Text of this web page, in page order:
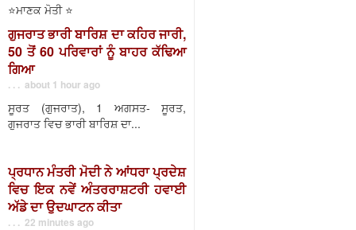
⭐️ਮਾਣਕ ਮੋਤੀ ⭐️
ਗੁਜਰਾਤ ਭਾਰੀ ਬਾਰਿਸ਼ ਦਾ ਕਹਿਰ ਜਾਰੀ,
50 ਤੋਂ 60 ਪਰਿਵਾਰਾਂ ਨੂੰ ਬਾਹਰ ਕੱਢਿਆ
ਗਿਆ
. . . about 1 hour ago
ਸੂਰਤ (ਗੁਜਰਾਤ), 1 ਅਗਸਤ- ਸੂਰਤ,
ਗੁਜਰਾਤ ਵਿਚ ਭਾਰੀ ਬਾਰਿਸ਼ ਦਾ...
ਪ੍ਰਧਾਨ ਮੰਤਰੀ ਮੋਦੀ ਨੇ ਆਂਧਰਾ ਪ੍ਰਦੇਸ਼
ਵਿਚ ਇਕ ਨਵੇਂ ਅੰਤਰਰਾਸ਼ਟਰੀ ਹਵਾਈ
ਅੱਡੇ ਦਾ ਉਦਘਾਟਨ ਕੀਤਾ
. . . 22 minutes ago